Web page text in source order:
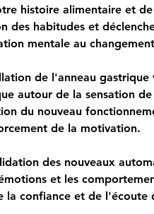
histoire alimentaire et
des habitudes et
mentale au changement
de l'anneau gastrique
autour de la sensation
du nouveau
de la motivation.
des nouveaux
et les
la confiance et de l'écoute